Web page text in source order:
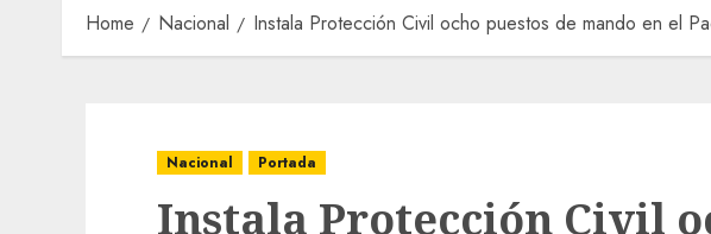
Home Nacional Instala Protección Civil ocho puestos de mando en el
Nacional Portada
Instala Protección Civil